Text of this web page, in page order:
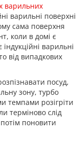
варильних
варильні поверхні
сама поверхня
коли в домі є
варильні
від випадкових
посуд,
зону, турбо
темпами розігріти
терміново слід
поновити